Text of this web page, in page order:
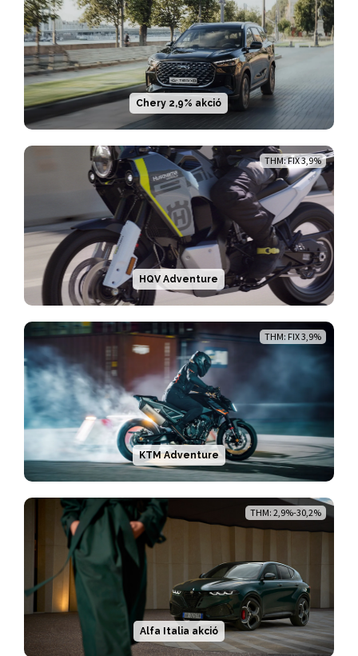
Chery 2,9% akció
THM: FIX 3,9%
HQV Adventure
THM: FIX 3,9%
KTM Adventure
THM: 2,9%-30,2%
Alfa Italia akció